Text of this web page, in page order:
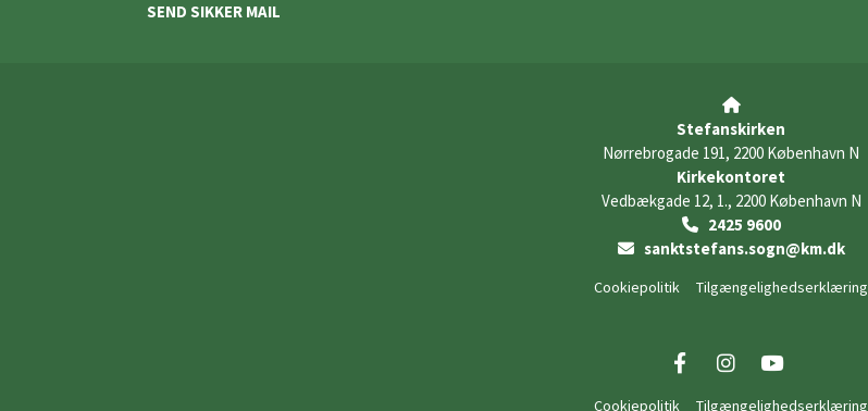
SEND SIKKER MAIL

Stefanskirken
Nørrebrogade 191, 2200 København N
Kirkekontoret
Vedbækgade 12, 1., 2200 København N
2425 9600
sanktstefans.sogn@km.dk
Cookiepolitik Tilgængelighedserklæring
Cookiepolitik Tilgængelighedserklæring